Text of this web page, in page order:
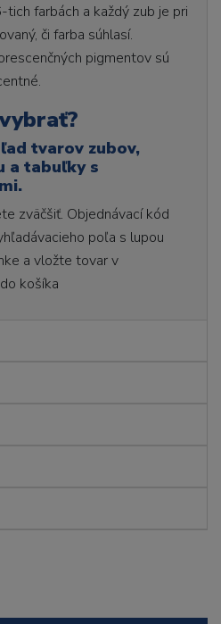
farbách a každý zub je pri
či farba súhlasí.
pigmentov sú
tvarov zubov,
a tabuľky s
zväčšiť. Objednávací kód
poľa s lupou
a vložte tovar v
košíka